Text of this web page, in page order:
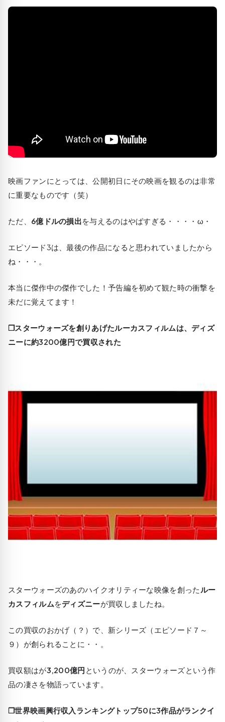
映画ファンにとっては、公開初日にその映画を観るのは非常
に重要なものです（笑）
ただ、 6億ドルの損出を与えるのはやばすぎる・・・・ω・
エピソード3は、最後の作品になると思われていましたから
ね・・・。
本当に傑作中の傑作でした！予告編を初めて観た時の衝撃を
未だに覚えてます！
❒スターウォーズを創りあげたルーカスフィルムは、ディズ
ニーに約3200億円で買収された
スターウォーズのあのハイクオリティーな映像を創った ルー
カスフィルムをディズニーが買収しましたね。
この買収のおかげ（？）で、新シリーズ（エピソード７～
９）が創られることに・・。
買収額はが3,200億円 というのが、スターウォーズという作
品の凄さを物語っています。
❒世界映画興行収入ランキングトップ50に3作品がランクイ